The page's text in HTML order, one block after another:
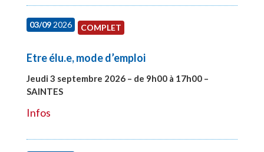
03/092026 COMPLET
Etre élu.e, mode d’emploi
Jeudi 3 septembre 2026 – de 9h00 à 17h00 –
SAINTES
Infos